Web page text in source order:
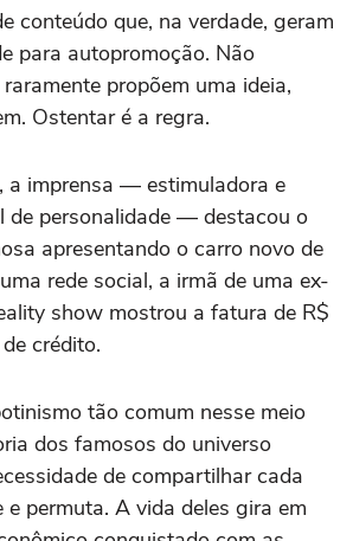
conteúdo que, na verdade, geram
para autopromoção. Não
propõem uma ideia,
Ostentar é a regra.
a imprensa — estimuladora e
de personalidade — destacou o
apresentando o carro novo de
rede social, a irmã de uma ex-
show mostrou a fatura de R$
crédito.
tão comum nesse meio
dos famosos do universo
de compartilhar cada
e permuta. A vida deles gira em